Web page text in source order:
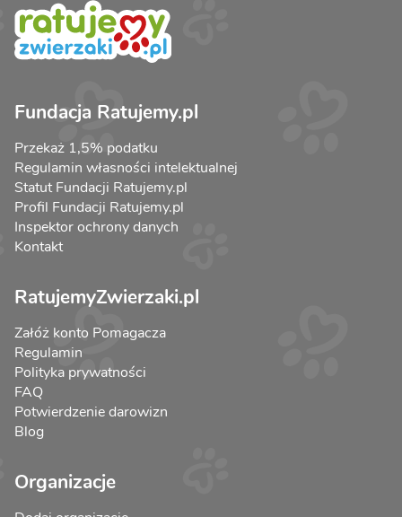
Fundacja Ratujemy.pl
Przekaż 1,5% podatku
Regulamin własności intelektualnej
Statut Fundacji Ratujemy.pl
Profil Fundacji Ratujemy.pl
Inspektor ochrony danych
Kontakt
RatujemyZwierzaki.pl
Załóż konto Pomagacza
Regulamin
Polityka prywatności
FAQ
Potwierdzenie darowizn
Blog
Organizacje